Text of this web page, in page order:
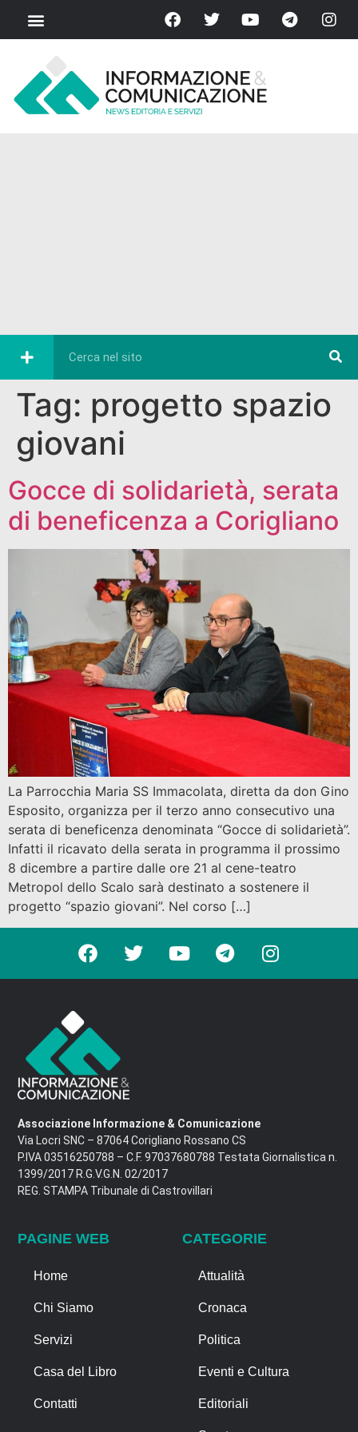
Tag: progetto spazio
giovani
Gocce di solidarietà, serata
di beneficenza a Corigliano
La Parrocchia Maria SS Immacolata, diretta da don Gino
Esposito, organizza per il terzo anno consecutivo una
serata di beneficenza denominata “Gocce di solidarietà”.
Infatti il ricavato della serata in programma il prossimo
8 dicembre a partire dalle ore 21 al cene-teatro
Metropol dello Scalo sarà destinato a sostenere il
progetto “spazio giovani”. Nel corso […]
Associazione Informazione & Comunicazione
Via Locri SNC – 87064 Corigliano Rossano CS
P.IVA 03516250788 – C.F. 97037680788 Testata Giornalistica n.
1399/2017 R.G.V.G.N. 02/2017
REG. STAMPA Tribunale di Castrovillari
PAGINE WEB
Home
Chi Siamo
Servizi
Casa del Libro
Contatti
CATEGORIE
Attualità
Cronaca
Politica
Eventi e Cultura
Editoriali